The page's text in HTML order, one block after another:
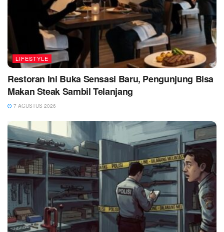
LIFESTYLE
Restoran Ini Buka Sensasi Baru, Pengunjung Bisa
Makan Steak Sambil Telanjang
7 AGUSTUS 2026